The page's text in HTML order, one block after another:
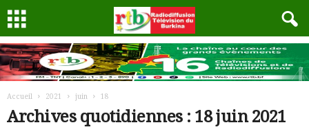
Accueil 2021 juin 18
Archives quotidiennes : 18 juin 2021